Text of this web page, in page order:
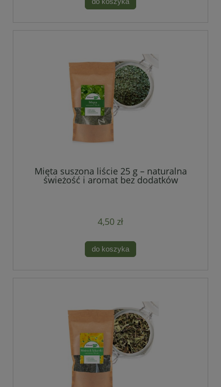
Mięta suszona liście 25 g – naturalna
świeżość i aromat bez dodatków
4,50 zł
do koszyka